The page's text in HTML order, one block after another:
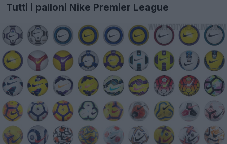
Tutti i palloni Nike Premier League